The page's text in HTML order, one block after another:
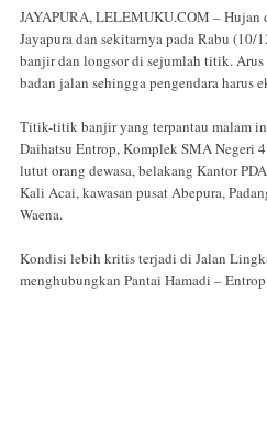
JAYAPURA, LELEMUKU.COM – Hujan
Jayapura dan sekitarnya pada Rabu (10/
banjir dan longsor di sejumlah titik.
badan jalan sehingga pengendara harus
Titik-titik banjir yang terpantau malam
Daihatsu Entrop, Komplek SMA Negeri
lutut orang dewasa, belakang Kantor
Kali Acai, kawasan pusat Abepura,
Waena.
Kondisi lebih kritis terjadi di Jalan
menghubungkan Pantai Hamadi –